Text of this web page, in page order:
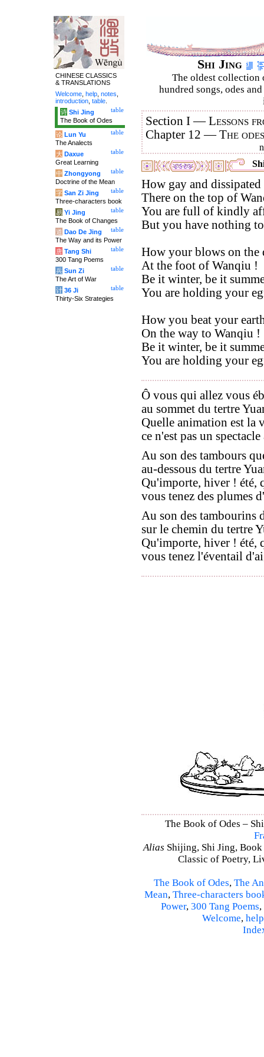
Shi Jing
The oldest collection
hundred songs, odes
Section I —Lessons
Chapter 12 —The
How gay and dissipated
There on the top of
You are full of kindly
But you have nothing
How your blows on the
At the foot of Wanqiu !
Be it winter, be it
You are holding your
How you beat your
On the way to Wanqiu !
Be it winter, be it
You are holding your
Ô vous qui allez vous
au sommet du tertre
Quelle animation est la
ce n'est pas un
Au son des tambours
au-dessous du tertre
Qu'importe, hiver ! été,
vous tenez des plumes
Au son des tambourins
sur le chemin du tertre
Qu'importe, hiver ! été,
vous tenez l'éventail
The Book of Odes –
Alias Shijing, Shi Jing,
Classic of Poetry,
The Book of Odes, The
Mean, Three-characters
Power, 300 Tang Poems,
Welcome, help
CHINESE CLASSICS
& TRANSLATIONS
Welcome help notes
introduction table
table
诗 Shi Jing
The Book of Odes
table
论 Lun Yu
The Analects
table
大 Daxue
Great Learning
table
中 Zhongyong
Doctrine of the Mean
table
字 San Zi Jing
Three-characters book
table
易 Yi Jing
The Book of Changes
table
道 Dao De Jing
The Way and its Power
table
唐 Tang Shi
300 Tang Poems
table
兵 Sun Zi
The Art of War
table
计 36 Ji
Thirty-Six Strategies